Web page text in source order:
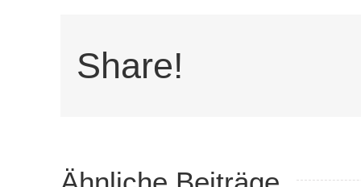
Share!
… und